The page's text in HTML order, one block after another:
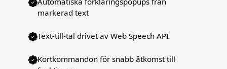
markerad text
Text-till-tal drivet av Web Speech API
Kortkommandon för snabb åtkomst till